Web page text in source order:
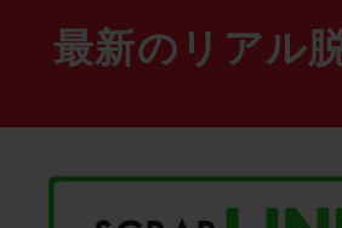
最新のリアル